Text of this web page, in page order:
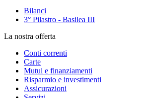
Bilanci
3° Pilastro - Basilea III
La nostra offerta
Conti correnti
Carte
Mutui e finanziamenti
Risparmio e investimenti
Assicurazioni